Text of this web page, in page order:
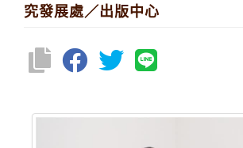
究發展處／出版中心